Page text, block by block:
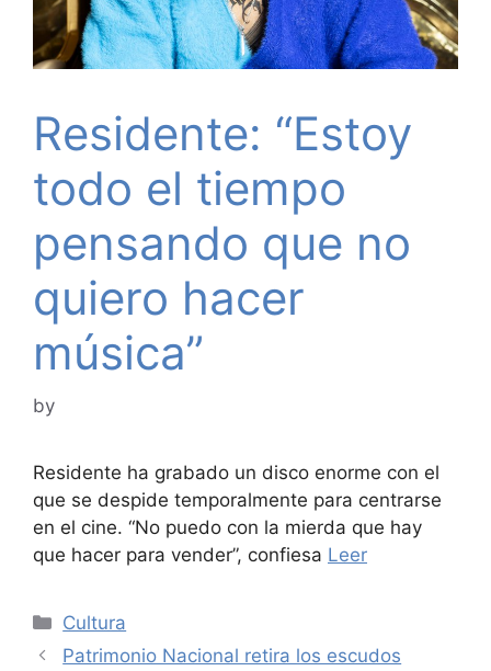
Residente: “Estoy
todo el tiempo
pensando que no
quiero hacer
música”
by
Residente ha grabado un disco enorme con el
que se despide temporalmente para centrarse
en el cine. “No puedo con la mierda que hay
que hacer para vender”, confiesa Leer
Categories
Cultura
Patrimonio Nacional retira los escudos